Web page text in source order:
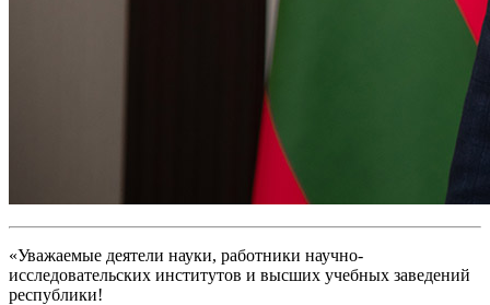
«Уважаемые деятели науки, работники научно-
исследовательских институтов и высших учебных заведений
республики!